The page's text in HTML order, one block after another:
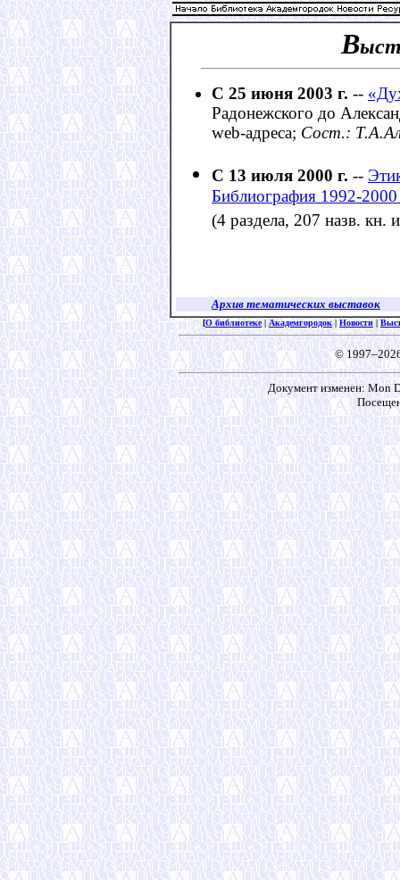
В
С 25 июня 2003 г. --
Радонежского до
web-адреса; Сост.:
С 13 июля 2000 г. --
Библиография 1992-2000
(4 раздела, 207 назв. кн.
Архив тематических выставок
[О библиотеке| Академгородок | Новости |
©
Документ изменен: Mon